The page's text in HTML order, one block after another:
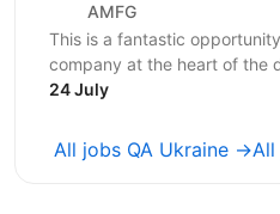
AMFG
This is a fantastic
company at the heart of the
software product is
24 July
All jobs QA Ukraine →